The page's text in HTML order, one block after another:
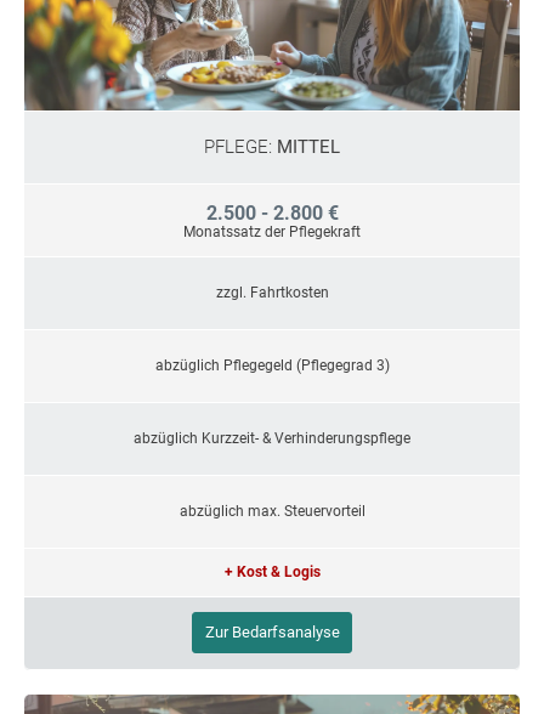
PFLEGE: MITTEL
2.500 - 2.800 €
Monatssatz der Pflegekraft
zzgl. Fahrtkosten
abzüglich Pflegegeld (Pflegegrad 3)
abzüglich Kurzzeit- & Verhinderungspflege
abzüglich max. Steuervorteil
+ Kost & Logis
Zur Bedarfsanalyse